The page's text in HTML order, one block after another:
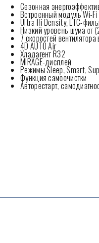
Сезонная
Встроенный модуль Wi-Fi
Ultra Hi Density, LTC-
Низкий уровень шума от
7 скоростей вентилятора
4D AUTO Air
Хладагент R32
MIRAGE-дисплей
Режимы Sleep, Smart,
Функция самоочистки
Авторестарт,